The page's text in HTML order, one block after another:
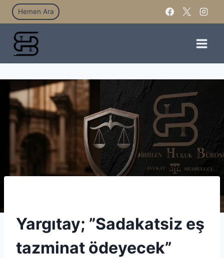
Hemen Ara
Yargıtay; ”Sadakatsiz eş
tazminat ödeyecek”